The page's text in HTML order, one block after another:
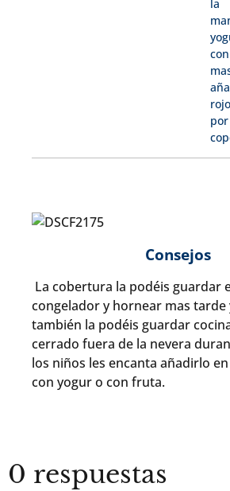
la
Consejos
La cobertura la podéis guardar
congelador y hornear mas tarde
también la podéis guardar
cerrado fuera de la nevera
los niños les encanta añadirlo
con yogur o con fruta.
0 respuestas